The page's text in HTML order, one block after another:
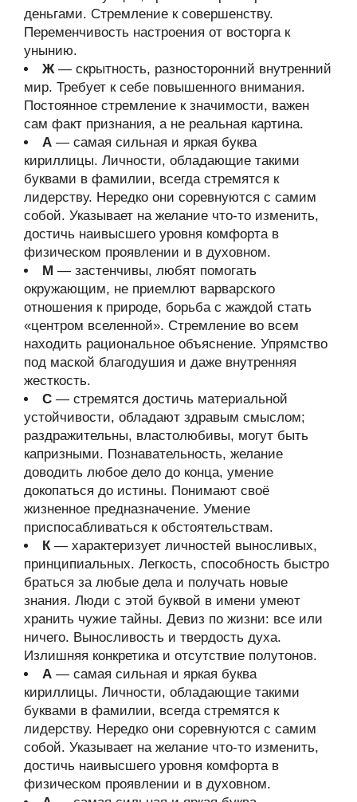
деньгами. Стремление к совершенству.
Переменчивость настроения от восторга к
унынию.
Ж— скрытность, разносторонний внутренний
мир. Требует к себе повышенного внимания.
Постоянное стремление к значимости, важен
сам факт признания, а не реальная картина.
А — самая сильная и яркая буква
кириллицы. Личности, обладающие такими
буквами в фамилии, всегда стремятся к
лидерству. Нередко они соревнуются с самим
собой. Указывает на желание что-то изменить,
достичь наивысшего уровня комфорта в
физическом проявлении и в духовном.
М — застенчивы, любят помогать
окружающим, не приемлют варварского
отношения к природе, борьба с жаждой стать
«центром вселенной». Стремление во всем
находить рациональное объяснение. Упрямство
под маской благодушия и даже внутренняя
жесткость.
С — стремятся достичь материальной
устойчивости, обладают здравым смыслом;
раздражительны, властолюбивы, могут быть
капризными. Познавательность, желание
доводить любое дело до конца, умение
докопаться до истины. Понимают своё
жизненное предназначение. Умение
приспосабливаться к обстоятельствам.
К— характеризует личностей выносливых,
принципиальных. Легкость, способность быстро
браться за любые дела и получать новые
знания. Люди с этой буквой в имени умеют
хранить чужие тайны. Девиз по жизни: все или
ничего. Выносливость и твердость духа.
Излишняя конкретика и отсутствие полутонов.
А — самая сильная и яркая буква
кириллицы. Личности, обладающие такими
буквами в фамилии, всегда стремятся к
лидерству. Нередко они соревнуются с самим
собой. Указывает на желание что-то изменить,
достичь наивысшего уровня комфорта в
физическом проявлении и в духовном.